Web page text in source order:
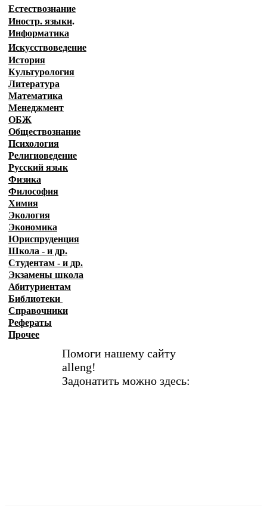
Естествознание
Иностр. языки.
Информатика
Искусствоведение
История
Культурология
Литература
Математика
Менеджмент
ОБЖ
Обществознание
Психология
Религиоведение
Русский язык
Физика
Философия
Химия
Экология
Экономика
Юриспруденция
Школа - и др.
Студентам - и др.
Экзамены школа
Абитуриентам
Библиотеки
Справочники
Рефераты
Прочее
Помоги нашему сайту
alleng!
Задонатить можно здесь: